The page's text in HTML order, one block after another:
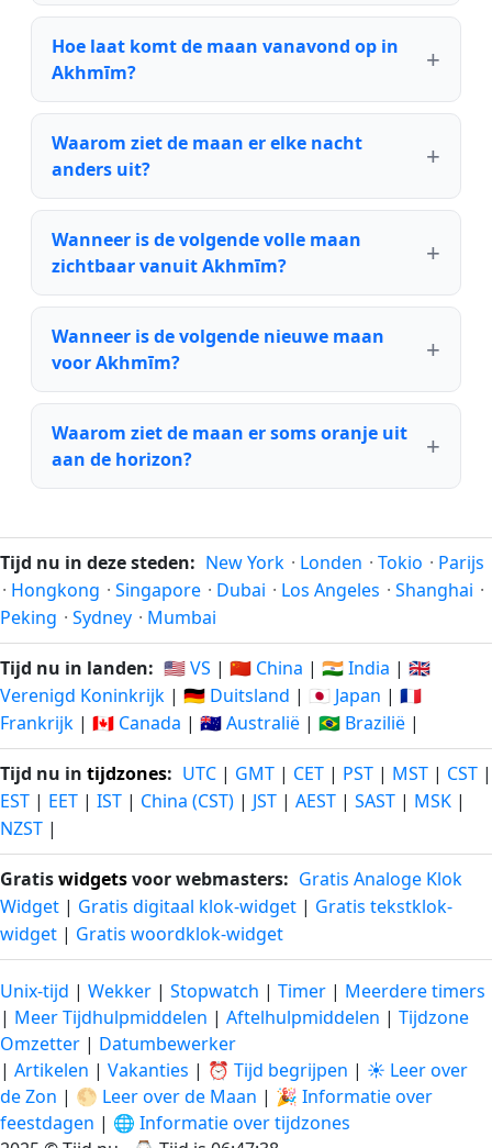
Hoe laat komt de maan vanavond op in
Akhmīm?
Waarom ziet de maan er elke nacht
anders uit?
Wanneer is de volgende volle maan
zichtbaar vanuit Akhmīm?
Wanneer is de volgende nieuwe maan
voor Akhmīm?
Waarom ziet de maan er soms oranje uit
aan de horizon?
Tijd nu in deze steden: New York · Londen · Tokio · Parijs
· Hongkong · Singapore · Dubai · Los Angeles · Shanghai ·
Peking · Sydney · Mumbai
Tijd nu in landen: 🇺🇸 VS | 🇨🇳 China | 🇮🇳 India | 🇬🇧
Verenigd Koninkrijk | 🇩🇪 Duitsland | 🇯🇵 Japan | 🇫🇷
Frankrijk | 🇨🇦 Canada | 🇦🇺 Australië | 🇧🇷 Brazilië |
Tijd nu in tijdzones: UTC | GMT | CET | PST | MST | CST |
EST | EET | IST | China (CST) | JST | AEST | SAST | MSK |
NZST |
Gratiswidgetsvoor webmasters: Gratis Analoge Klok
Widget | Gratis digitaal klok-widget | Gratis tekstklok-
widget | Gratis woordklok-widget
Unix-tijd | Wekker | Stopwatch | Timer | Meerdere timers
| Meer Tijdhulpmiddelen | Aftelhulpmiddelen | Tijdzone
Omzetter | Datumbewerker
| Artikelen | Vakanties | ⏰ Tijd begrijpen | ☀️ Leer over
de Zon | 🌕 Leer over de Maan | 🎉 Informatie over
feestdagen | 🌐 Informatie over tijdzones